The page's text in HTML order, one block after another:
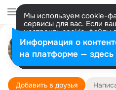
Мы используем cookie-
сервисы для вас. Если
настроить cookie-файлы
представитель. Больше
Разрешить все
Юлия
Санкт-Петербург
448 школа
Добавить в друзья
Информация о
на платформе — здесь